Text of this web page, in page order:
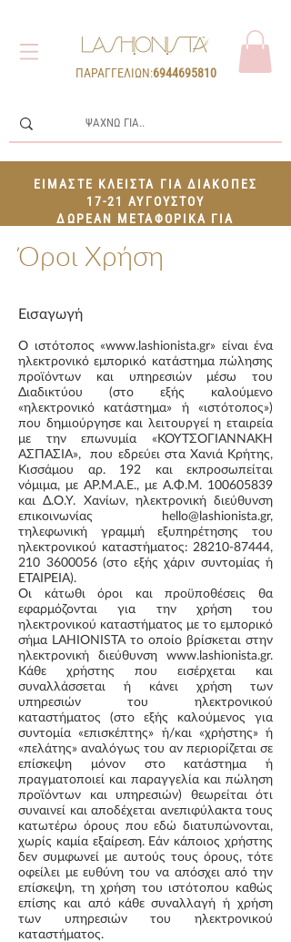
ΠΑΡΑΓΓΕΛΙΩΝ:6944695810
ΕΙΜΑΣΤΕ ΚΛΕΙΣΤΑ ΓΙΑ ΔΙΑΚΟΠΕΣ
17-21 ΑΥΓΟΥΣΤΟΥ
ΔΩΡΕΑΝ ΜΕΤΑΦΟΡΙΚΑ ΓΙΑ
Όροι Χρήση
Εισαγωγή
O ιστότοπος «www.lashionista.gr» είναι ένα
ηλεκτρονικό εμπορικό κατάστημα πώλησης
προϊόντων και υπηρεσιών μέσω του
Διαδικτύου (στο εξής καλούμενο
«ηλεκτρονικό κατάστημα» ή «ιστότοπος»)
που δημιούργησε και λειτουργεί η εταιρεία
με την επωνυμία «ΚΟΥΤΣΟΓΙΑΝΝΑΚΗ
ΑΣΠΑΣΙΑ», που εδρεύει στα Χανιά Κρήτης,
Κισσάμου αρ. 192 και εκπροσωπείται
νόμιμα, με ΑΡ.Μ.Α.Ε., με Α.Φ.Μ. 100605839
και Δ.Ο.Υ. Χανίων, ηλεκτρονική διεύθυνση
επικοινωνίας hello@lashionista.gr,
τηλεφωνική γραμμή εξυπηρέτησης του
ηλεκτρονικού καταστήματος: 28210-87444,
210 3600056(στο εξής χάριν συντομίας ή
ΕΤΑΙΡΕΙΑ).
Οι κάτωθι όροι και προϋποθέσεις θα
εφαρμόζονται για την χρήση του
ηλεκτρονικού καταστήματος με το εμπορικό
σήμα LAHIONISTA το οποίο βρίσκεται στην
ηλεκτρονική διεύθυνση www.lashionista.gr.
Κάθε χρήστης που εισέρχεται και
συναλλάσσεται ή κάνει χρήση των
υπηρεσιών του ηλεκτρονικού
καταστήματος (στο εξής καλούμενος για
συντομία «επισκέπτης» ή/και «χρήστης» ή
«πελάτης» αναλόγως του αν περιορίζεται σε
επίσκεψη μόνον στο κατάστημα ή
πραγματοποιεί και παραγγελία και πώληση
προϊόντων και υπηρεσιών) θεωρείται ότι
συναινεί και αποδέχεται ανεπιφύλακτα τους
κατωτέρω όρους που εδώ διατυπώνονται,
χωρίς καμία εξαίρεση. Εάν κάποιος χρήστης
δεν συμφωνεί με αυτούς τους όρους, τότε
οφείλει με ευθύνη του να απόσχει από την
επίσκεψη, τη χρήση του ιστότοπου καθώς
επίσης και από κάθε συναλλαγή ή χρήση
των υπηρεσιών του ηλεκτρονικού
καταστήματος.